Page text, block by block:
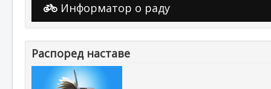
Информатор о раду
Распоред наставе